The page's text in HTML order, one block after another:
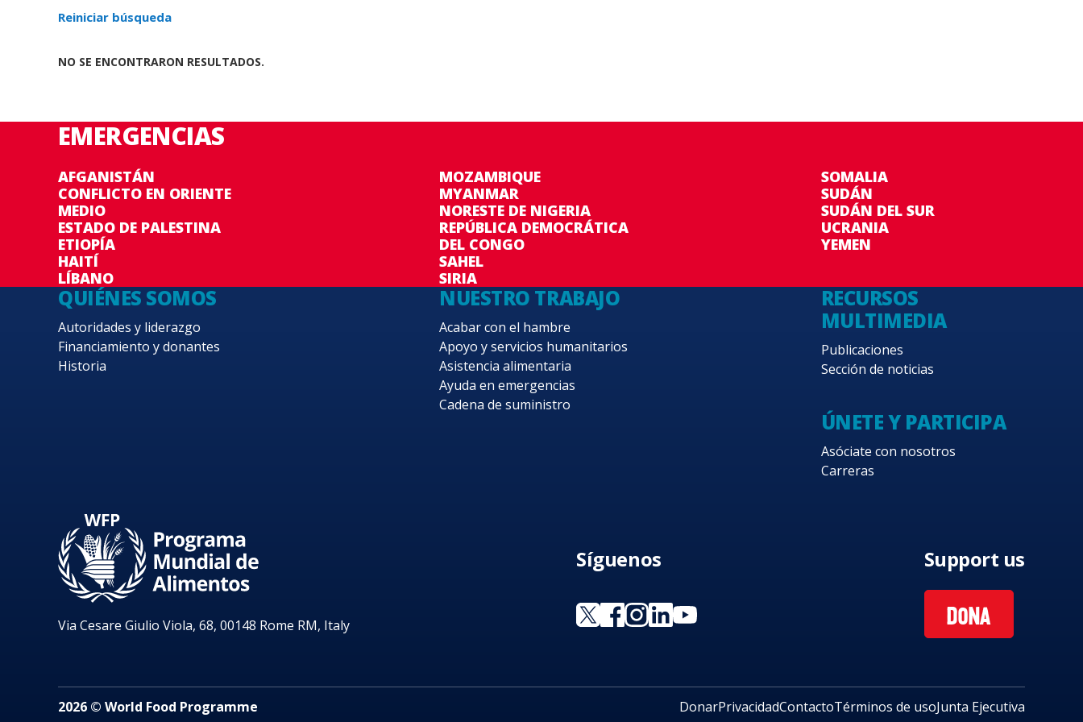
Reiniciar búsqueda
NO SE ENCONTRARON RESULTADOS.
EMERGENCIAS
AFGANISTÁN
CONFLICTO EN ORIENTE
MEDIO
ESTADO DE PALESTINA
ETIOPÍA
HAITÍ
LÍBANO
MOZAMBIQUE
MYANMAR
NORESTE DE NIGERIA
REPÚBLICA DEMOCRÁTICA
DEL CONGO
SAHEL
SIRIA
SOMALIA
SUDÁN
SUDÁN DEL SUR
UCRANIA
YEMEN
QUIÉNES SOMOS
Autoridades y liderazgo
Financiamiento y donantes
Historia
NUESTRO TRABAJO
Acabar con el hambre
Apoyo y servicios humanitarios
Asistencia alimentaria
Ayuda en emergencias
Cadena de suministro
RECURSOS
MULTIMEDIA
Publicaciones
Sección de noticias
ÚNETE Y PARTICIPA
Asóciate con nosotros
Carreras
Via Cesare Giulio Viola, 68, 00148 Rome RM, Italy
Síguenos Support us
DONA
2026 © World Food Programme DonarPrivacidadContactoTérminos de usoJunta Ejecutiva